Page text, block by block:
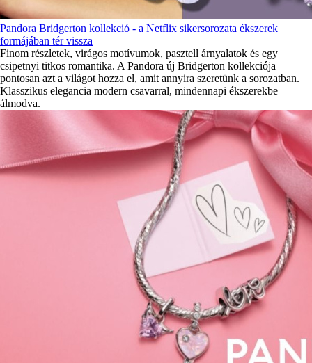
Pandora Bridgerton kollekció - a Netflix sikersorozata ékszerek
formájában tér vissza
Finom részletek, virágos motívumok, pasztell árnyalatok és egy
csipetnyi titkos romantika. A Pandora új Bridgerton kollekciója
pontosan azt a világot hozza el, amit annyira szeretünk a sorozatban.
Klasszikus elegancia modern csavarral, mindennapi ékszerekbe
álmodva.